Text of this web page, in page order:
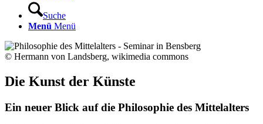
Suche
Menü Menü
© Hermann von Landsberg, wikimedia commons
Die Kunst der Künste
Ein neuer Blick auf die Philosophie des Mittelalters